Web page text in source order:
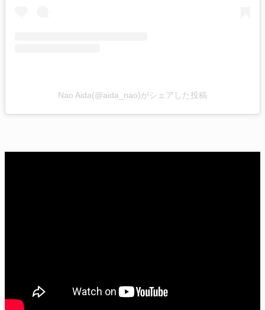
Nao Aida(@aida_nao)がシェアした投稿